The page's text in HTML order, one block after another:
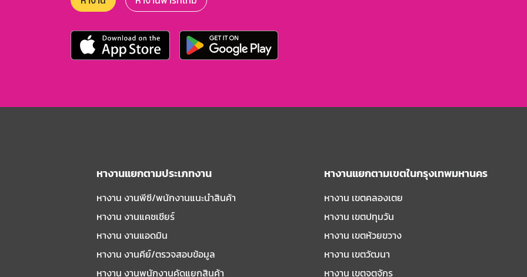
หางานแยกตามประเภทงาน
หางาน งานพีซี/พนักงานแนะนําสินค้า
หางาน งานแคชเชียร์
หางาน งานแอดมิน
หางาน งานคีย์/ตรวจสอบข้อมูล
หางาน งานพนักงานคัดแยกสินค้า
หางานแยกตามเขตในกรุงเทพมหานคร
หางาน เขตคลองเตย
หางาน เขตปทุมวัน
หางาน เขตห้วยขวาง
หางาน เขตวัฒนา
หางาน เขตจตุจักร